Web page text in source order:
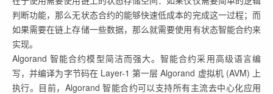
判断功能，那么无状态合约的能够快速低成本的完成这一过程；而
如果需要在链上存储一些数据，那么就需要使用有状态智能合约来
实现。
Algorand 智能合约模型简洁而强大。智能合约采用高级语言编
写，并编译为字节码在 Layer-1 第一层 Algorand 虚拟机 (AVM) 上
执行。目前，Algorand 智能合约可以支持所有主流去中心化应用